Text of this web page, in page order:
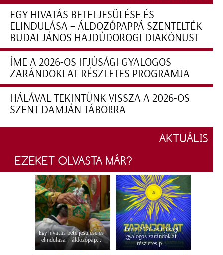
EGY HIVATÁS BETELJESÜLÉSE ÉS
ELINDULÁSA – ÁLDOZÓPAPPÁ SZENTELTÉK
BUDAI JÁNOS HAJDÚDOROGI DIAKÓNUST
ÍME A 2026-OS IFJÚSÁGI GYALOGOS
ZARÁNDOKLAT RÉSZLETES PROGRAMJA
HÁLÁVAL TEKINTÜNK VISSZA A 2026-OS
SZENT DAMJÁN TÁBORRA
AKTUÁLIS
EZEKET OLVASTA MÁR?
Egy hivatás beteljesülése és
elindulása – áldozópap...
Íme a 2026-os ifjúsági
gyalogos zarándoklat
részletes p...